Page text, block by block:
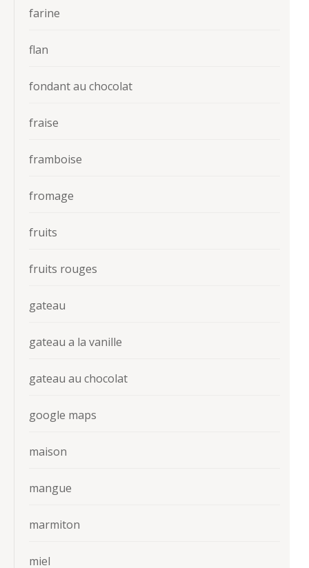
farine
flan
fondant au chocolat
fraise
framboise
fromage
fruits
fruits rouges
gateau
gateau a la vanille
gateau au chocolat
google maps
maison
mangue
marmiton
miel